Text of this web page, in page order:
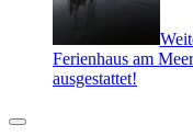
Ferienhaus am
ausgestattet!